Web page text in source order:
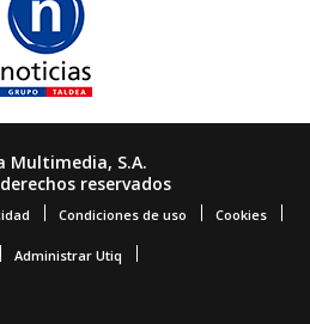
Multimedia, S.A.
reservados
Condiciones de uso Cookies
Administrar Utiq